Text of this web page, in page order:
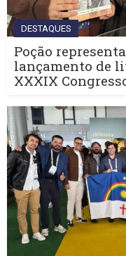
DESTAQUES
Poção
lançamento de
XXXIX